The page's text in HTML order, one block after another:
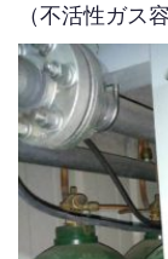
（不活性ガス